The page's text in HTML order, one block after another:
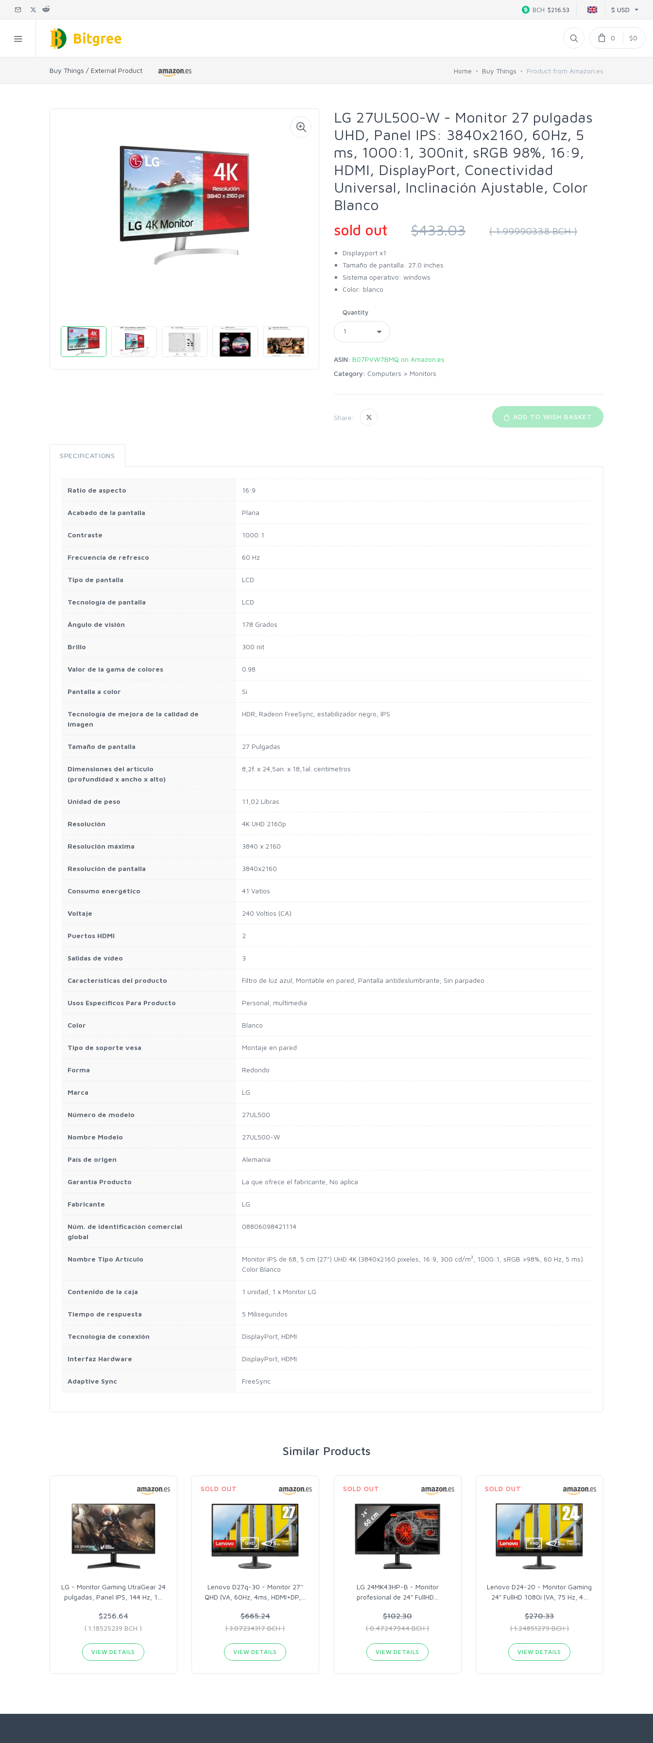
$ USD
BCH $216.53
0 $0
Buy Things / External Product Home Buy Things Product from Amazon.es
LG 27UL500-W - Monitor 27 pulgadas
UHD, Panel IPS: 3840x2160, 60Hz, 5
ms, 1000:1, 300nit, sRGB 98%, 16:9,
HDMI, DisplayPort, Conectividad
Universal, Inclinación Ajustable, Color
Blanco
sold out
$433.03 ( 1.99990338 BCH )
Displayport x1
Tamaño de pantalla: 27.0 inches
Sistema operativo: windows
Color: blanco
Quantity
ASIN: B07PVW7BMQ on Amazon.es
Category: Computers > Monitors
Share: ADD TO WISH BASKET
SPECIFICATIONS
Ratio de aspecto 16:9
Acabado de la pantalla Plana
Contraste 1000:1
Frecuencia de refresco 60 Hz
Tipo de pantalla LCD
Tecnología de pantalla LCD
Ángulo de visión 178 Grados
Brillo 300 nit
Valor de la gama de colores 0.98
Pantalla a color Sí
Tecnología de mejora de la calidad de
imagen
HDR, Radeon FreeSync, estabilizador negro, IPS
Tamaño de pantalla 27 Pulgadas
Dimensiones del artículo
(profundidad x ancho x alto)
8,2f. x 24,5an. x 18,1al. centímetros
Unidad de peso 11,02 Libras
Resolución 4K UHD 2160p
Resolución máxima 3840 x 2160
Resolución de pantalla 3840x2160
Consumo energético 41 Vatios
Voltaje 240 Voltios (CA)
Puertos HDMI 2
Salidas de vídeo 3
Características del producto Filtro de luz azul, Montable en pared, Pantalla antideslumbrante, Sin parpadeo
Usos Específicos Para Producto Personal, multimedia
Color Blanco
Tipo de soporte vesa Montaje en pared
Forma Redondo
Marca LG
Número de modelo 27UL500
Nombre Modelo 27UL500-W
País de origen Alemania
Garantía Producto La que ofrece el fabricante, No aplica
Fabricante LG
Núm. de identificación comercial
global
08806098421114
Nombre Tipo Artículo
Monitor IPS de 68, 5 cm (27") UHD 4K (3840x2160 píxeles, 16:9, 300 cd/m², 1000:1, sRGB >98%, 60 Hz, 5 ms)
Color Blanco
Contenido de la caja 1 unidad, 1 x Monitor LG
Tiempo de respuesta 5 Milisegundos
Tecnología de conexión DisplayPort, HDMI
Interfaz Hardware DisplayPort, HDMI
Adaptive Sync FreeSync
Similar Products
LG - Monitor Gaming UtraGear 24
pulgadas, Panel IPS, 144 Hz, 1
$256.64
( 1.18525239 BCH )
VIEW DETAILS
SOLD OUT
Lenovo D27q-30 - Monitor 27''
QHD (VA, 60Hz, 4ms, HDMI+DP,
$665.24
( 3.07234317 BCH )
VIEW DETAILS
SOLD OUT
LG 24MK43HP-B - Monitor
profesional de 24" FullHD
$102.30
( 0.47247944 BCH )
VIEW DETAILS
SOLD OUT
Lenovo D24-20 - Monitor Gaming
24" FullHD 1080i (VA, 75 Hz, 4…
$270.33
( 1.24851279 BCH )
VIEW DETAILS